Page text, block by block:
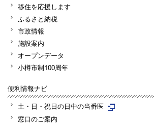
移住を応援します
ふるさと納税
市政情報
施設案内
オープンデータ
小樽市制100周年
便利情報ナビ
土・日・祝日の日中の当番医
窓口のご案内